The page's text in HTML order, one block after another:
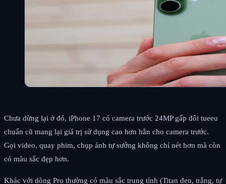
Chưa dừng lại ở đó, iPhone 17 có camera trước 24MP gấp đôi tueeu
chuẩn cũ mang lại giá trị sử dụng cao hơn hẳn cho camera trước.
Gọi video, quay phim, chụp ảnh tự sướng không chỉ nét hơn mà còn
có màu sắc đẹp hơn.
Khác với dòng Pro thường có màu sắc trung tính (Titan đen, trắng, tự